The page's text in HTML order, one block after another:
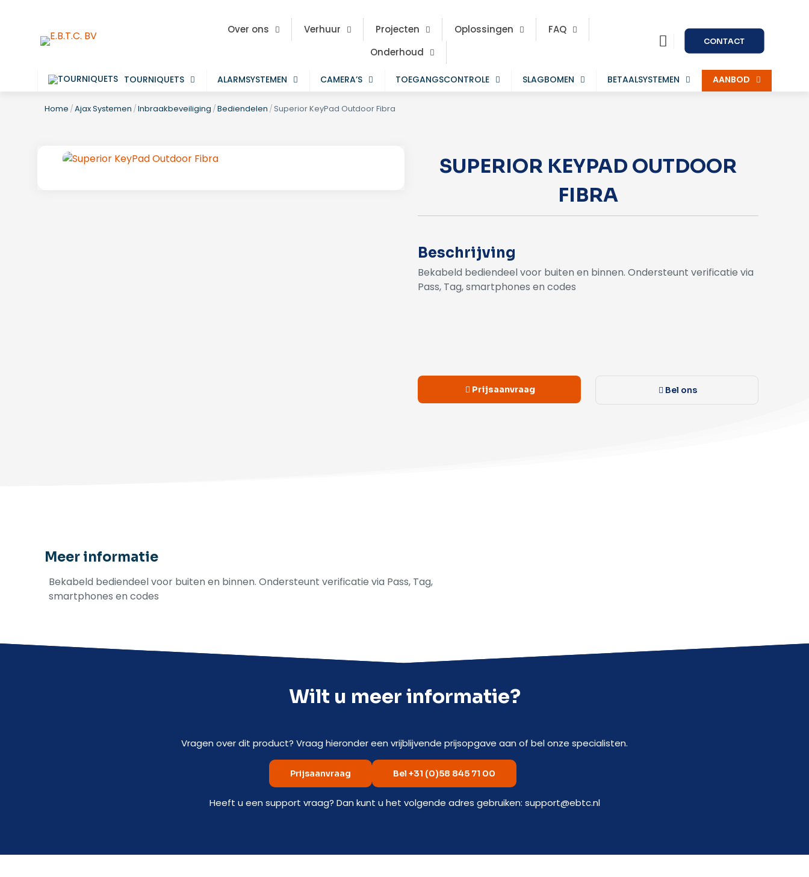
Over ons Verhuur Projecten Oplossingen
FAQ
Onderhoud
CONTACT
TOURNIQUETS ALARMSYSTEMEN CAMERA’S TOEGANGSCONTROLE SLAGBOMEN BETAALSYSTEMEN AANBOD
Home /Ajax Systemen /Inbraakbeveiliging /Bediendelen /Superior KeyPad Outdoor Fibra
SUPERIOR KEYPAD OUTDOOR
FIBRA
Beschrijving
Bekabeld bediendeel voor buiten en binnen. Ondersteunt verificatie via
Pass, Tag, smartphones en codes
Prijsaanvraag Bel ons
Meer informatie
Bekabeld bediendeel voor buiten en binnen. Ondersteunt verificatie via Pass, Tag,
smartphones en codes
Wilt u meer informatie?
Vragen over dit product? Vraag hieronder een vrijblijvende prijsopgave aan of bel onze specialisten.
Prijsaanvraag Bel +31 (0)58 845 71 00
Heeft u een support vraag? Dan kunt u het volgende adres gebruiken: support@ebtc.nl